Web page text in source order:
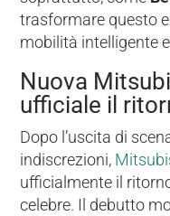
trasformare questo
mobilità intelligente
Nuova
ufficiale il
Dopo l’uscita di
indiscrezioni,
ufficialmente il
celebre. Il debutto